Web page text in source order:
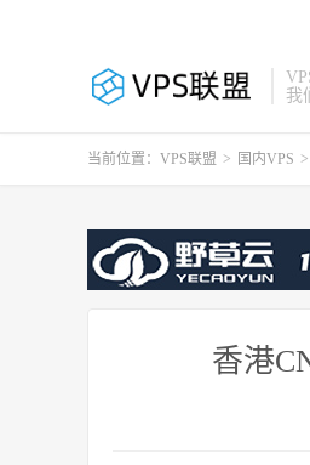
我
当前位置： VPS联盟 > 国内VPS >
香港